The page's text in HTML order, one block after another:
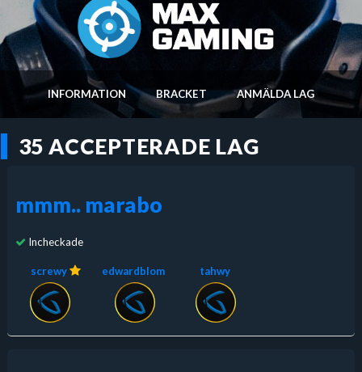
INFORMATION BRACKET ANMÄLDA LAG
35 ACCEPTERADE LAG
mmm.. marabo
Incheckade
screwy edwardblom tahwy